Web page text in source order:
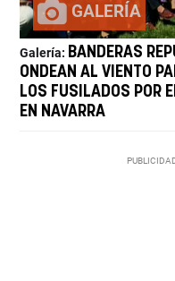
GALERÍA
Galería: BANDERAS
ONDEAN AL VIENTO
LOS FUSILADOS POR
EN NAVARRA